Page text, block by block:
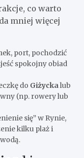
co warto
mniej więcej
port, pochodzić
spokojny obiad
do Giżyckalub
(np. rowery lub
się” w Rynie,
kilku plaż i